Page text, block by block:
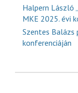
Halpern László
MKE 2025. évi
Szentes Balázs
konferenciáján